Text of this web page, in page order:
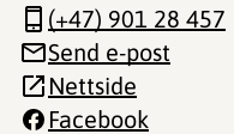
(+47) 901 28 457
Send e-post
Nettside
Facebook